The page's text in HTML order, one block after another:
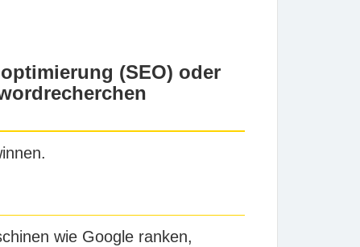
(SEO) oder
wie Google ranken,